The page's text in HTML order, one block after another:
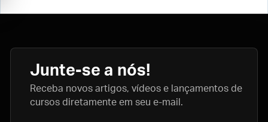
Junte-se a nós!
Receba novos artigos, vídeos e lançamentos de
cursos diretamente em seu e-mail.